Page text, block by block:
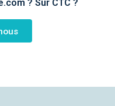
? Sur CTC ?